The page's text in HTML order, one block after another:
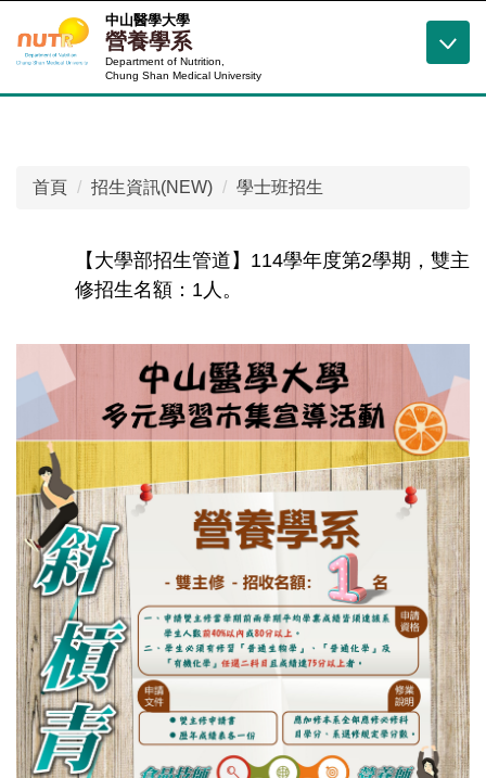
到
主
要
中山醫學大學
營養學系
Department of Nutrition,
Chung Shan Medical University
首頁 招生資訊(NEW) 學士班招生
【大學部招生管道】114學年度第2學期，雙主
修招生名額：1人。